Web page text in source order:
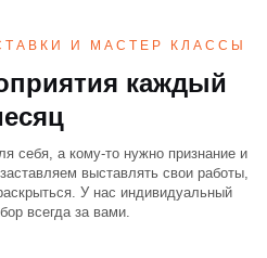
И МАСТЕР КЛАССЫ
каждый
себя, а кому-то нужно признание и
выставлять свои работы,
У нас индивидуальный
всегда за вами.